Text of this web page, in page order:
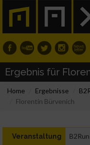
Ergebnis für
Home Ergebnisse
Florentin Bürvenich
Veranstaltung